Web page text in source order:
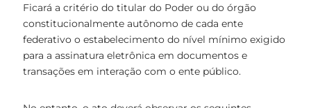
Ficará a critério do titular do Poder ou do órgão
constitucionalmente autônomo de cada ente
federativo o estabelecimento do nível mínimo exigido
para a assinatura eletrônica em documentos e
transações em interação com o ente público.